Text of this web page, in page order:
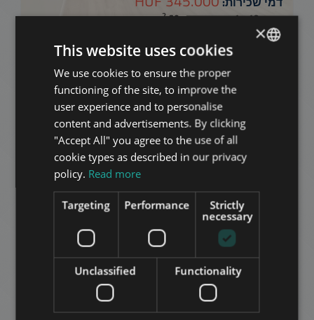
רובע 12 • 1 חדרי שינה • 60 m 2
הוסף לרשימה
DENEVÉR KÖZ
דמי שכירות:878.000 HUF
הוסף לרשימה
ENGLISH
HUNGARIAN
GERMAN
FRENCH
ITALIAN
SPANISH
RUSSIAN
ARABIC
×
This website uses cookies
We use cookies to ensure the proper
functioning of the site, to improve the
user experience and to personalise
content and advertisements. By clicking
"Accept All" you agree to the use of all
cookie types as described in our privacy
policy. Read more
Strictly
necessary
Performance
Targeting
Functionality
Unclassified